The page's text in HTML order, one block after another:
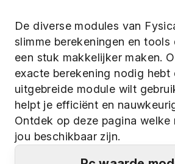
De diverse modules van
slimme berekeningen en tools
een stuk makkelijker maken.
exacte berekening nodig hebt
uitgebreide module wilt
helpt je efficiënt en
Ontdek op deze pagina
jou beschikbaar zijn.